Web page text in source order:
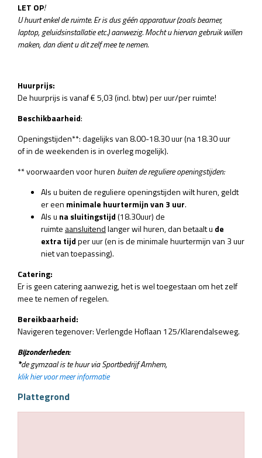
LET OP!
U huurt enkel de ruimte. Er is dus géén apparatuur (zoals beamer,
laptop, geluidsinstallatie etc.) aanwezig. Mocht u hiervan gebruik willen
maken, dan dient u dit zelf mee te nemen.
Huurprijs:
De huurprijs is vanaf € 5,03 (incl. btw) per uur/per ruimte!
Beschikbaarheid:
Openingstijden**: dagelijks van 8.00-18.30 uur (na 18.30 uur
of in de weekenden is in overleg mogelijk).
** voorwaarden voor huren buiten de reguliere openingstijden:
Als u buiten de reguliere openingstijden wilt huren, geldt
er een minimale huurtermijn van 3 uur.
Als u na sluitingstijd(18.30uur) de
ruimte aansluitendlanger wil huren, dan betaalt u de
extra tijdper uur (en is de minimale huurtermijn van 3 uur
niet van toepassing).
Catering:
Er is geen catering aanwezig, het is wel toegestaan om het zelf
mee te nemen of regelen.
Bereikbaarheid:
Navigeren tegenover: Verlengde Hoflaan 125/Klarendalseweg.
Bijzonderheden:
*de gymzaal is te huur via Sportbedrijf Arnhem,
klik hier voor meer informatie
Plattegrond